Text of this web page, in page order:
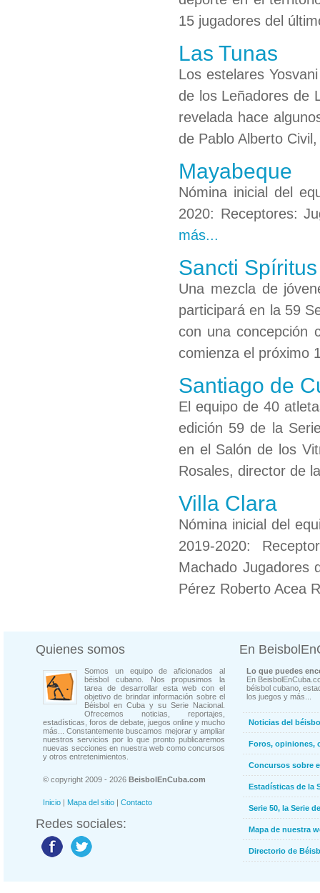
15 jugadores del
Las Tunas
Los estelares
de los Leñadores de
revelada hace
de Pablo Alberto
Mayabeque
Nómina inicial del
2020: Receptores:
más...
Sancti Spíritus
Una mezcla de
participará en la 59
con una concepción
comienza el próximo
Santiago de
El equipo de 40
edición 59 de la
en el Salón de los
Rosales, director de
Villa Clara
Nómina inicial del
2019-2020:
Machado Jugadores
Pérez Roberto Acea
Quienes somos
Somos un equipo de aficionados al
béisbol cubano. Nos propusimos la
tarea de desarrollar esta web con el
objetivo de brindar información sobre el
Béisbol en Cuba y su Serie Nacional.
Ofrecemos noticias, reportajes,
estadísticas, foros de debate, juegos online y mucho
más... Constantemente buscamos mejorar y ampliar
nuestros servicios por lo que pronto publicaremos
nuevas secciones en nuestra web como concursos
y otros entretenimientos.
© copyright 2009 - 2026 BeisbolEnCuba.com
Inicio | Mapa del sitio | Contacto
Redes sociales:
En
Lo que puedes
En
béisbol cubano,
los juegos y más...
Noticias del
Foros, opiniones,
Concursos sobre
Estadísticas de la
Serie 50, la Serie
Mapa de nuestra
Directorio de